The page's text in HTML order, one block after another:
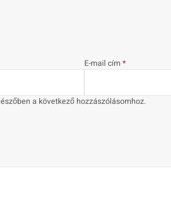
E-mail cím *
a következő hozzászólásomhoz.